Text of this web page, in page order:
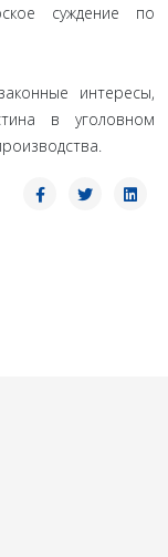
суждение по
интересы,
в уголовном